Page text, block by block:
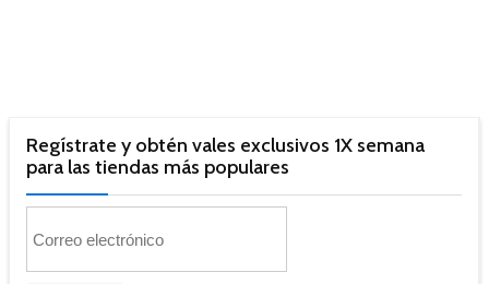
Regístrate y obtén vales exclusivos 1X semana
para las tiendas más populares